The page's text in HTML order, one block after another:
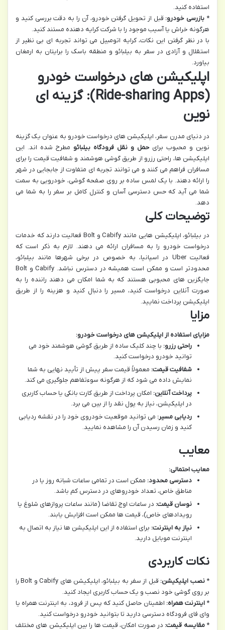
استفاده کنید.
* بازرسی خودرو: قبل از تحویل گرفتن خودرو، آن را به دقت بررسی کنید و
هرگونه خراش یا آسیب موجود را با شرکت کرایه دهنده مستند کنید.
با در نظر گرفتن این نکات، کرایه اتومبیل می تواند تجربه ای بی نظیر از
استقلال و آزادی در سفر به بیلبائو و منطقه باسک را برایتان به ارمغان
بیاورد.
اپلیکیشن های درخواست خودرو
(Ride-sharing Apps): گزینه ای
نوین
در دنیای مدرن سفر، اپلیکیشن های درخواست خودرو به عنوان یک گزینه
نوین و محبوب برایحمل و نقل فرودگاه بیلبائو مطرح شده اند. این
اپلیکیشن ها، راحتی رزرو از طریق گوشی هوشمند و شفافیت قیمت را برای
مسافران فراهم می کنند و می توانند تجربه ای متفاوت از جابجایی در شهر
را ارائه دهند. با یک لمس ساده بر روی صفحه گوشی، خودرویی به سمت
شما می آید که حس دسترسی آسان و کنترل کامل بر سفر را به شما می
دهد.
توضیحات کلی
در بیلبائو، اپلیکیشن هایی مانند Cabify و Bolt فعالیت دارند که خدمات
درخواست خودرو را به مسافران ارائه می دهند. لازم به ذکر است که
فعالیت Uber در اسپانیا، به خصوص در برخی شهرها مانند بیلبائو،
محدودتر است و ممکن است همیشه در دسترس نباشد. Cabify و Bolt
جایگزین های محبوبی هستند که به شما امکان می دهند راننده را به
صورت آنلاین درخواست کنید، مسیر را دنبال کنید و هزینه را از طریق
اپلیکیشن پرداخت نمایید.
مزایا
مزایای استفاده از اپلیکیشن های درخواست خودرو:
راحتی رزرو: با چند کلیک ساده از طریق گوشی هوشمند خود می
توانید خودرو درخواست کنید.
شفافیت قیمت: معمولاً قیمت سفر پیش از تأیید نهایی به شما
نمایش داده می شود که از هرگونه سوءتفاهم جلوگیری می کند.
پرداخت آنلاین: امکان پرداخت از طریق کارت بانکی یا حساب کاربری
در اپلیکیشن، نیاز به پول نقد را از بین می برد.
ردیابی مسیر: می توانید موقعیت خودروی خود را در نقشه ردیابی
کنید و زمان رسیدن آن را مشاهده نمایید.
معایب
معایب احتمالی:
دسترسی محدود: ممکن است در تمامی ساعات شبانه روز یا در
مناطق خاص، تعداد خودروهای در دسترس کم باشد.
نوسان قیمت: در ساعات اوج تقاضا (مانند ساعات پروازهای شلوغ یا
رویدادهای خاص)، قیمت ها ممکن است افزایش یابند.
نیاز به اینترنت: برای استفاده از این اپلیکیشن ها نیاز به اتصال به
اینترنت موبایل دارید.
نکات کاربردی
*نصب اپلیکیشن:
قبل از سفر به بیلبائو، اپلیکیشن های Cabify و Bolt را
بر روی گوشی خود نصب و یک حساب کاربری ایجاد کنید.
*اینترنت همراه: اطمینان حاصل کنید که پس از فرود، به اینترنت همراه یا
وای فای فرودگاه دسترسی دارید تا بتوانید خودرو درخواست کنید.
*مقایسه قیمت: در صورت امکان، قیمت ها را بین اپلیکیشن های مختلف